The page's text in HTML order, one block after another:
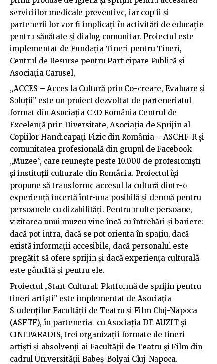
serviciilor medicale preventive, iar copiii și
partenerii lor vor fi implicați în activități de educație
pentru sănătate și dialog comunitar. Proiectul este
implementat de Fundația Tineri pentru Tineri,
Centrul de Resurse pentru Participare Publică și
Asociația Carusel,
„ACCES – Acces la Cultură prin Co-creare, Evaluare și
Soluții” este un proiect dezvoltat de parteneriatul
format din Asociația CED România Centrul de
Excelență prin Diversitate, Asociația de Sprijin al
Copiilor Handicapați Fizic din România – ASCHF-R și
comunitatea profesională din grupul de Facebook
„Muzee”, care reunește peste 10.000 de profesioniști
și instituții culturale din România. Proiectul își
propune să transforme accesul la cultură dintr-o
experiență incertă într-una posibilă și demnă pentru
persoanele cu dizabilități. Pentru multe persoane,
vizitarea unui muzeu vine încă cu întrebări și bariere:
dacă pot intra, dacă se pot orienta în spațiu, dacă
există informații accesibile, dacă personalul este
pregătit să ofere sprijin și dacă experiența culturală
este gândită și pentru ele.
Proiectul „Start Cultural: Platformă de sprijin pentru
tineri artiști” este implementat de Asociația
Studenților Facultății de Teatru și Film Cluj-Napoca
(ASFTF), în parteneriat cu Asociația DE AUZIT și
CINEPARADIS, trei organizații formate de tineri
artiști și absolvenți ai Facultății de Teatru și Film din
cadrul Universității Babeș-Bolyai Cluj-Napoca.